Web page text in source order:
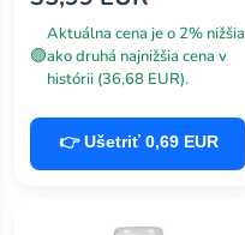
🟢
Aktuálna cena je o 2% nižšia
ako druhá najnižšia cena v
histórii (36,68 EUR).
👉 Ušetriť 0,69 EUR